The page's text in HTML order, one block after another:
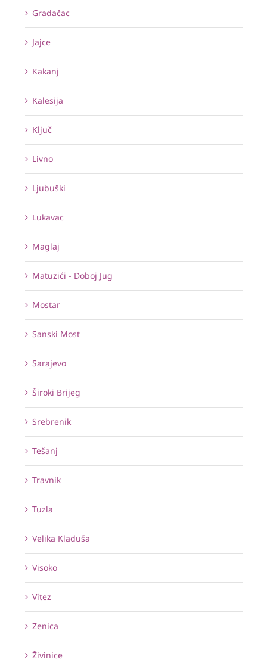
Gradačac
Jajce
Kakanj
Kalesija
Ključ
Livno
Ljubuški
Lukavac
Maglaj
Matuzići - Doboj Jug
Mostar
Sanski Most
Sarajevo
Široki Brijeg
Srebrenik
Tešanj
Travnik
Tuzla
Velika Kladuša
Visoko
Vitez
Zenica
Živinice